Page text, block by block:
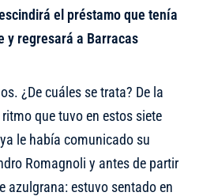
el préstamo que tenía
y regresará a Barracas
¿De cuáles se trata? De la
que tuvo en estos siete
le había comunicado su
Romagnoli y antes de partir
azulgrana: estuvo sentado en